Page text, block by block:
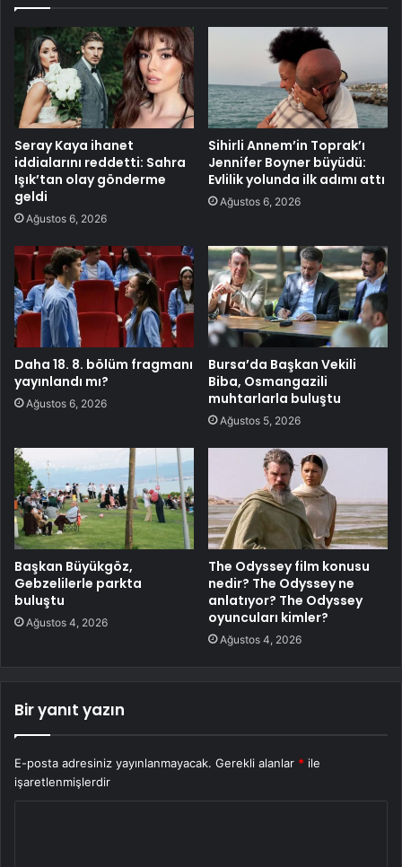
Seray Kaya ihanet
iddialarını reddetti: Sahra
Işık’tan olay gönderme
geldi
Ağustos 6, 2026
Sihirli Annem’in Toprak’ı
Jennifer Boyner büyüdü:
Evlilik yolunda ilk adımı attı
Ağustos 6, 2026
Daha 18. 8. bölüm fragmanı
yayınlandı mı?
Ağustos 6, 2026
Bursa’da Başkan Vekili
Biba, Osmangazili
muhtarlarla buluştu
Ağustos 5, 2026
Başkan Büyükgöz,
Gebzelilerle parkta
buluştu
Ağustos 4, 2026
The Odyssey film konusu
nedir? The Odyssey ne
anlatıyor? The Odyssey
oyuncuları kimler?
Ağustos 4, 2026
Bir yanıt yazın
E-posta adresiniz yayınlanmayacak. Gerekli alanlar * ile
işaretlenmişlerdir